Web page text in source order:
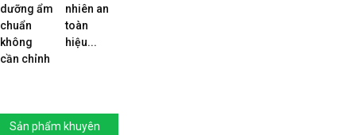
dưỡng ẩm
chuẩn
không
cần chỉnh
nhiên an
toàn
hiệu...
Sản phẩm khuyên